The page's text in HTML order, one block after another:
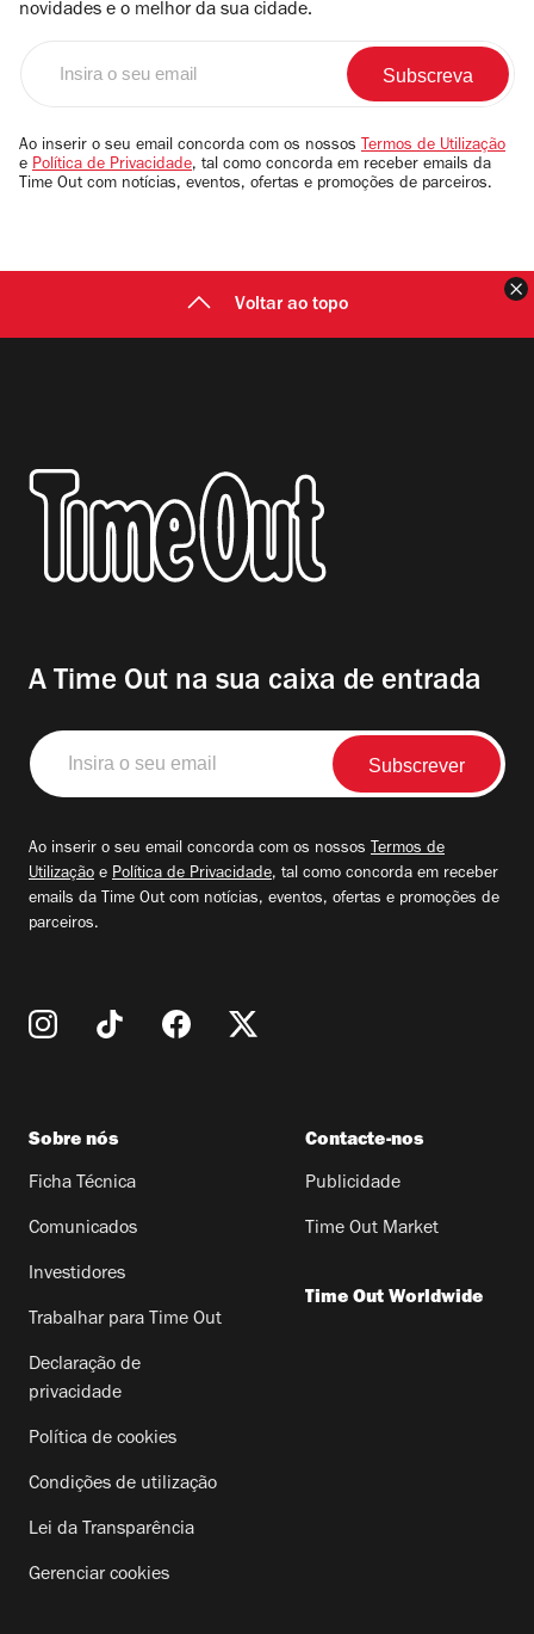
novidades e o melhor da sua cidade.
email
Ao inserir o seu email concorda com os nossos Termos de Utilização
e Política de Privacidade, tal como concorda em receber emails da
Time Out com notícias, eventos, ofertas e promoções de parceiros.
Voltar ao topo
A Time Out na sua caixa de entrada
Insira
o
seu
Ao inserir o seu email concorda com os nossos Termos de
Utilização e Política de Privacidade, tal como concorda em receber
emails da Time Out com notícias, eventos, ofertas e promoções de
parceiros.
Sobre nós
Ficha Técnica
Comunicados
Investidores
Trabalhar para Time Out
Declaração de
privacidade
Política de cookies
Condições de utilização
Lei da Transparência
Gerenciar cookies
Contacte-nos
Publicidade
Time Out Market
Time Out Worldwide